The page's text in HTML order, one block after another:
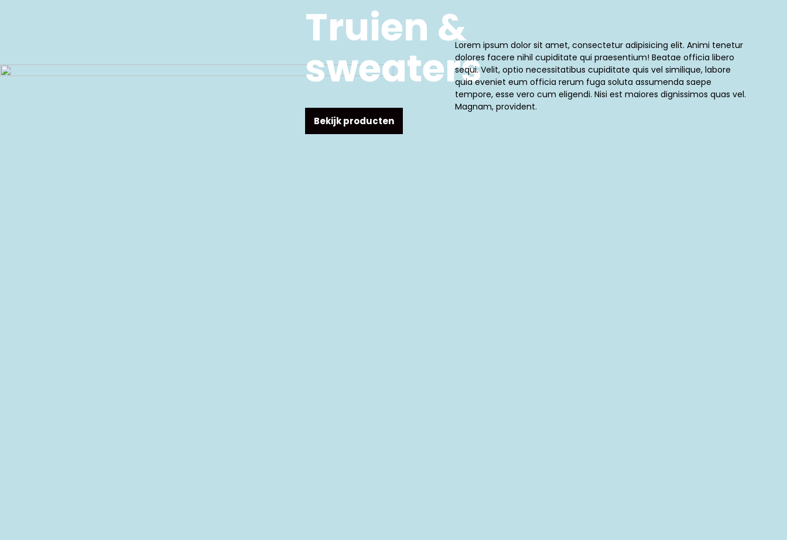
Truien &
sweaters
Bekijk producten
Lorem ipsum dolor sit amet, consectetur adipisicing elit. Animi tenetur
dolores facere nihil cupiditate qui praesentium! Beatae officia libero
sequi. Velit, optio necessitatibus cupiditate quis vel similique, labore
quia eveniet eum officia rerum fuga soluta assumenda saepe
tempore, esse vero cum eligendi. Nisi est maiores dignissimos quas vel.
Magnam, provident.